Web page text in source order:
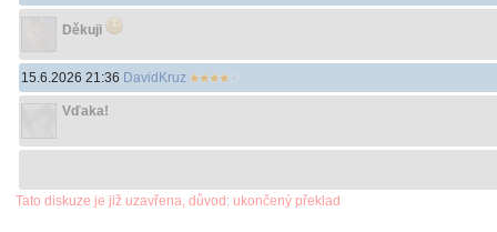
Děkuji
15.6.2026 21:36 DavidKruz
Vďaka!
Tato diskuze je již uzavřena, důvod: ukončený překlad